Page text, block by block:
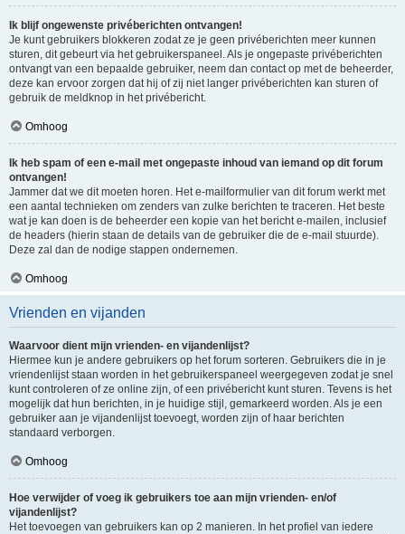
Ik blijf ongewenste privéberichten ontvangen!
Je kunt gebruikers blokkeren zodat ze je geen privéberichten meer kunnen
sturen, dit gebeurt via het gebruikerspaneel. Als je ongepaste privéberichten
ontvangt van een bepaalde gebruiker, neem dan contact op met de beheerder,
deze kan ervoor zorgen dat hij of zij niet langer privéberichten kan sturen of
gebruik de meldknop in het privébericht.
Omhoog
Ik heb spam of een e-mail met ongepaste inhoud van iemand op dit forum
ontvangen!
Jammer dat we dit moeten horen. Het e-mailformulier van dit forum werkt met
een aantal technieken om zenders van zulke berichten te traceren. Het beste
wat je kan doen is de beheerder een kopie van het bericht e-mailen, inclusief
de headers (hierin staan de details van de gebruiker die de e-mail stuurde).
Deze zal dan de nodige stappen ondernemen.
Omhoog
Vrienden en vijanden
Waarvoor dient mijn vrienden- en vijandenlijst?
Hiermee kun je andere gebruikers op het forum sorteren. Gebruikers die in je
vriendenlijst staan worden in het gebruikerspaneel weergegeven zodat je snel
kunt controleren of ze online zijn, of een privébericht kunt sturen. Tevens is het
mogelijk dat hun berichten, in je huidige stijl, gemarkeerd worden. Als je een
gebruiker aan je vijandenlijst toevoegt, worden zijn of haar berichten
standaard verborgen.
Omhoog
Hoe verwijder of voeg ik gebruikers toe aan mijn vrienden- en/of
vijandenlijst?
Het toevoegen van gebruikers kan op 2 manieren. In het profiel van iedere